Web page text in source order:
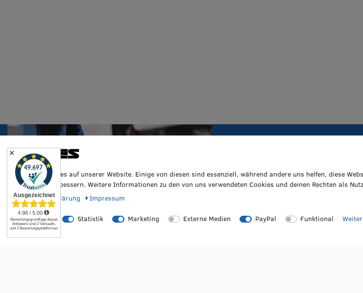
Abonniere jetzt unseren Newsletter und
Erfahre als Erste/r von Neuheiten &
Cookies
Wir nutzen Cookies auf unserer Website. Einige von diesen sind essenziell, während andere uns helfen, diese
Erfahrung zu verbessern. Weitere Informationen zu den von uns verwendeten Cookies und deinen Rechten als
Daten­schutz­erklärung
Impressum
Essenziell Statistik Marketing Externe Medien PayPal Funktional
✕